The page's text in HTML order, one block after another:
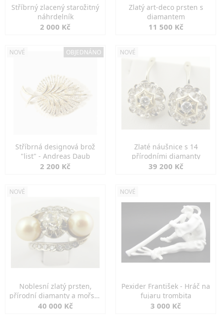
Stříbrný zlacený starožitný
náhrdelník
2 000 Kč
Zlatý art-deco prsten s
diamantem
11 500 Kč
NOVÉ OBJEDNÁNO
Stříbrná designová brož
"list" - Andreas Daub
2 200 Kč
NOVÉ
Zlaté náušnice s 14
přírodními diamanty
39 200 Kč
NOVÉ
Noblesní zlatý prsten,
přírodní diamanty a mořské
perly
40 000 Kč
NOVÉ
Pexider František - Hráč na
fujaru trombita
3 000 Kč